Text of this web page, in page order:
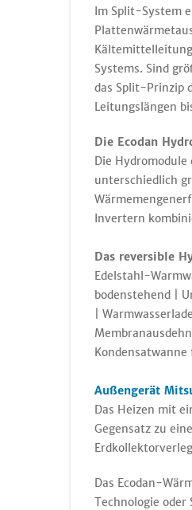
Im Split-System
Systems. Sind
das Split-Prinzip
Leitungslängen
Die Ecodan
Die
unterschiedlich
Invertern
Das reversible
Edelstahl-
bodenstehend |
|
Außengerät
Das Heizen mit
Gegensatz zu
Das Ecodan-
Technologie